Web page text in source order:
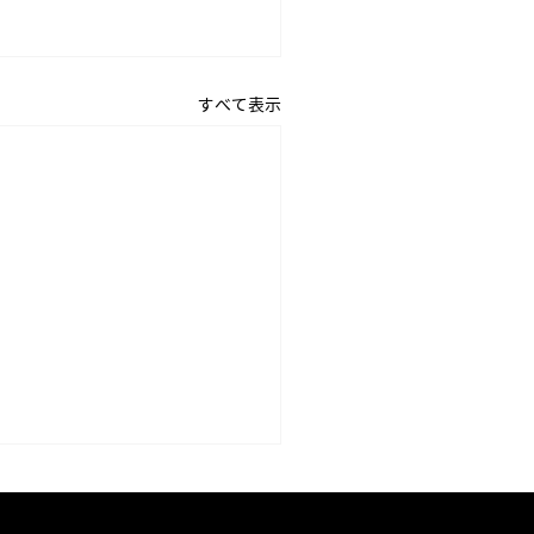
すべて表示
年04月15日 「父の日」